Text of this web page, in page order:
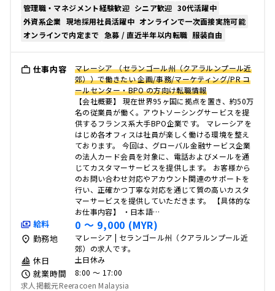
管理職・マネジメント経験歓迎 シニア歓迎 30代活躍中
外資系企業 現地採用社員活躍中 オンラインで一次面接実施可能
オンラインで内定まで 急募 / 直近半年以内転職 服装自由
仕事内容
マレーシア （セランゴール州（クアラルンプール近
郊））で働きたい 企画/事務/マーケティング/PR コ
ールセンター・BPO の方向け転職情報
【会社概要】 現在世界95ヶ国に拠点を置き、約50万
名の従業員が働く。アウトソーシングサービスを提
供するフランス系大手BPO企業です。 マレーシアを
はじめ各オフィスは社員が楽しく働ける環境を整え
ております。 今回は、グローバル金融サービス企業
の法人カード会員を対象に、電話およびメールを通
じてカスタマーサービスを提供します。 お客様から
のお問い合わせ対応やアカウント関連のサポートを
行い、正確かつ丁寧な対応を通じて質の高いカスタ
マーサービスを提供していただきます。 【具体的な
お仕事内容】 ・日本語…
給料 0 〜 9,000 (MYR)
勤務地
マレーシア | セランゴール州（クアラルンプール近
郊）の求人です。
休日 土日休み
就業時間
8:00 〜 17:00
求人掲載元Reeracoen Malaysia